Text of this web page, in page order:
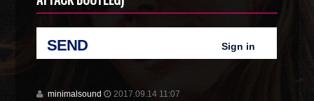
minimalsound 2017.09.14 11:07